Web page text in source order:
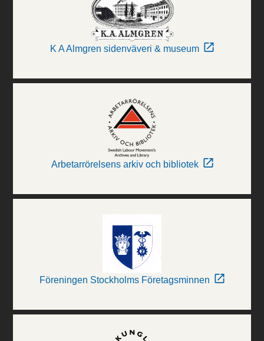
K A Almgren sidenväveri & museum
Arbetarrörelsens arkiv och bibliotek
Föreningen Stockholms Företagsminnen